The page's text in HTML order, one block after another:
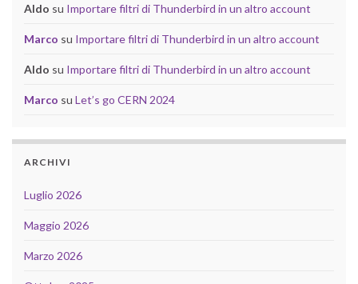
Aldo su Importare filtri di Thunderbird in un altro account
Marco su Importare filtri di Thunderbird in un altro account
Aldo su Importare filtri di Thunderbird in un altro account
Marco su Let’s go CERN 2024
ARCHIVI
Luglio 2026
Maggio 2026
Marzo 2026